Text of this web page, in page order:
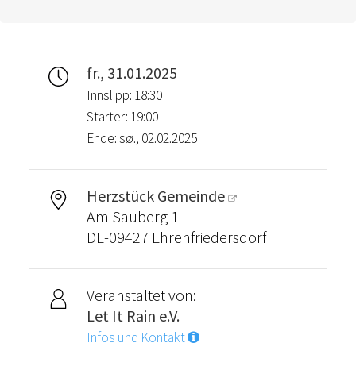
fr., 31.01.2025
Innslipp: 18:30
Starter: 19:00
Ende: sø., 02.02.2025
Herzstück Gemeinde
Am Sauberg 1
DE-09427 Ehrenfriedersdorf
Veranstaltet von:
Let It Rain e.V.
Infos und Kontakt